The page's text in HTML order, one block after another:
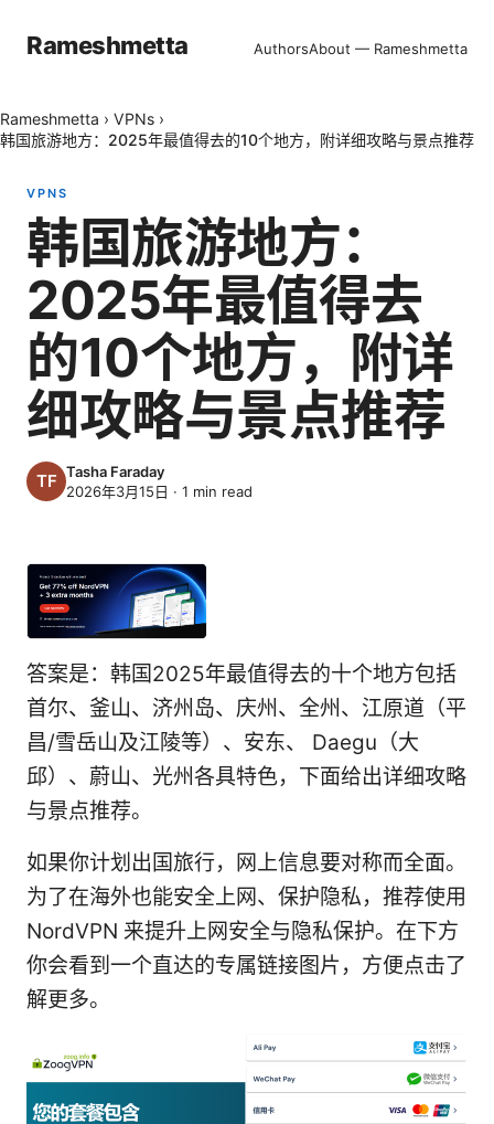
Rameshmetta AuthorsAbout — Rameshmetta
Rameshmetta › VPNs ›
韩国旅游地方：2025年最值得去的10个地方，附详细攻略与景点推荐
VPNS
韩国旅游地方：
2025年最值得去
的10个地方，附详
细攻略与景点推荐
Tasha Faraday
2026年3月15日 · 1 min read
答案是：韩国2025年最值得去的十个地方包括
首尔、釜山、济州岛、庆州、全州、江原道（平
昌/雪岳山及江陵等）、安东、 Daegu（大
邱）、蔚山、光州各具特色，下面给出详细攻略
与景点推荐。
如果你计划出国旅行，网上信息要对称而全面。
为了在海外也能安全上网、保护隐私，推荐使用
NordVPN 来提升上网安全与隐私保护。在下方
你会看到一个直达的专属链接图片，方便点击了
解更多。